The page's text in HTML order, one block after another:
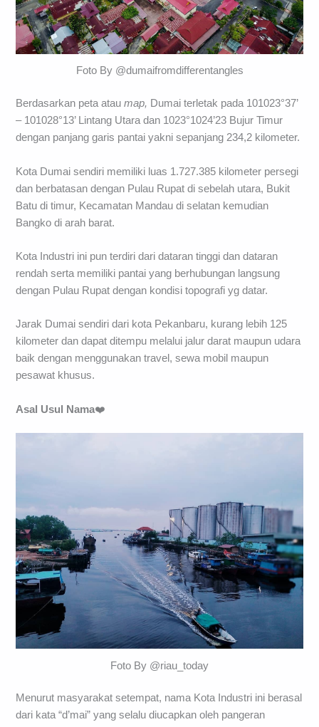
Foto By @dumaifromdifferentangles
Berdasarkan peta ataumap, Dumai terletak pada 101023°37’
– 101028°13’ Lintang Utara dan 1023°1024’23 Bujur Timur
dengan panjang garis pantai yakni sepanjang 234,2 kilometer.
Kota Dumai sendiri memiliki luas 1.727.385 kilometer persegi
dan berbatasan dengan Pulau Rupat di sebelah utara, Bukit
Batu di timur, Kecamatan Mandau di selatan kemudian
Bangko di arah barat.
Kota Industri ini pun terdiri dari dataran tinggi dan dataran
rendah serta memiliki pantai yang berhubungan langsung
dengan Pulau Rupat dengan kondisi topografi yg datar.
Jarak Dumai sendiri dari kota Pekanbaru, kurang lebih 125
kilometer dan dapat ditempu melalui jalur darat maupun udara
baik dengan menggunakan travel, sewa mobil maupun
pesawat khusus.
Asal Usul Nama❤️
Foto By @riau_today
Menurut masyarakat setempat, nama Kota Industri ini berasal
dari kata “d’mai” yang selalu diucapkan oleh pangeran